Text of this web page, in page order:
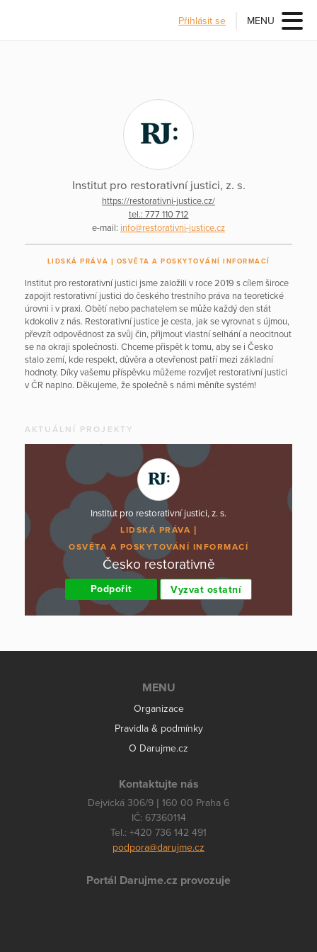
Přihlásit se MENU
Institut pro restorativní justici, z. s.
https://restorativni-justice.cz/
tel.: 777 110 712
e-mail: info@restorativni-justice.cz
LIDSKÁ PRÁVA OSVĚTA A POSKYTOVÁNÍ INFORMACÍ
Institut pro restorativní justici jsme založili v roce 2019 s cílem široce
zapojit restorativní justici do českého trestního práva na teoretické
úrovni i v praxi. Obětí nebo pachatelem se může každý den stát
kdokoliv z nás. Restorativní justice je cesta, jak se vyrovnat s újmou,
převzít odpovědnost za svůj čin, přijmout vlastní selhání a neocitnout
se na okraji společnosti. Chceme přispět k tomu, aby se i Česko
stalo zemí, kde respekt, důvěra a otevřenost patří mezi základní
hodnoty. Díky vašemu příspěvku můžeme rozvíjet restorativní justici
v ČR naplno. Děkujeme, že společně s námi měníte systém!
AKTUÁLNÍ PROJEKTY
Institut pro restorativní justici, z. s.
LIDSKÁ PRÁVA
OSVĚTA A POSKYTOVÁNÍ INFORMACÍ
Česko restorativně
Podpořit Vyzvat ostatní
MENU
Organizace
Pravidla & podmínky
O Darujme.cz
Kontaktujte nás
Dejvická 306/9 | 160 00 Praha 6
IČ: 67360114
Tel.: +420 736 142 491
podpora@darujme.cz
Portál Darujme.cz provozuje